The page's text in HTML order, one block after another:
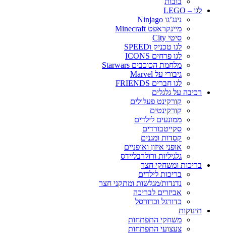
לגו – LEGO
נינג’גו Ninjago
מיינקראפט Minecraft
סיטי City
לגו טכניק וSPEED
לגו פרחים ICONS
מלחמת הכוכבים Starwars
גיבורי על Marvel
לגו חברים FRIENDS
רכיבה על גלגלים
קורקינט פעלולים
קורקינטים
ממונעים לילדים
סקייטבורדים
קסדות ומגנים
אופני איזון ואופניים
גלגיליות ורולרבליידס
בריכות ומשחקי חצר
בריכות לילדים
נדנדות/מגלשות ומתקני חצר
אביזרים לבריכה
כדורגל וכדורסל
תינוקות
משחקי התפתחות
צעצועי התפתחות